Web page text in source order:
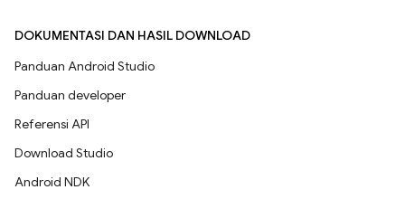
DOKUMENTASI DAN HASIL DOWNLOAD
Panduan Android Studio
Panduan developer
Referensi API
Download Studio
Android NDK